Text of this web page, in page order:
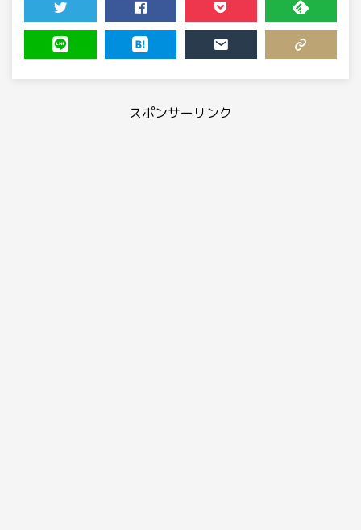
TWEET SHARE POCKET FEEDLY
スポンサーリンク